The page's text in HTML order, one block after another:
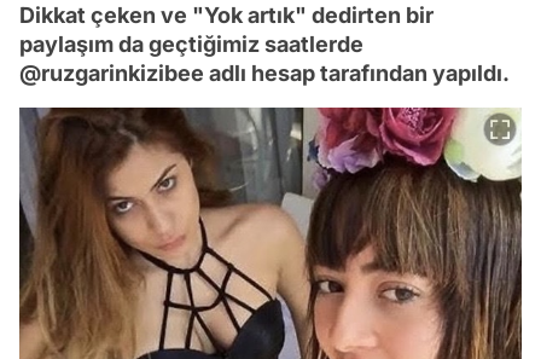
Dikkat çeken ve "Yok artık" dedirten bir
paylaşım da geçtiğimiz saatlerde
@ruzgarinkizibee adlı hesap tarafından yapıldı.